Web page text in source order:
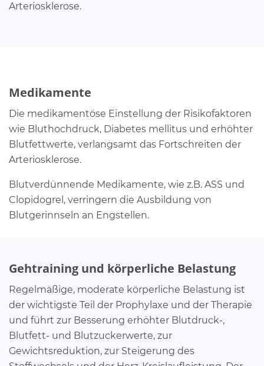
Arteriosklerose.
Medikamente
Die medikamentöse Einstellung der Risikofaktoren
wie Bluthochdruck, Diabetes mellitus und erhöhter
Blutfettwerte, verlangsamt das Fortschreiten der
Arteriosklerose.
Blutverdünnende Medikamente, wie z.B. ASS und
Clopidogrel, verringern die Ausbildung von
Blutgerinnseln an Engstellen.
Gehtraining und körperliche Belastung
Regelmäßige, moderate körperliche Belastung ist
der wichtigste Teil der Prophylaxe und der Therapie
und führt zur Besserung erhöhter Blutdruck-,
Blutfett- und Blutzuckerwerte, zur
Gewichtsreduktion, zur Steigerung des